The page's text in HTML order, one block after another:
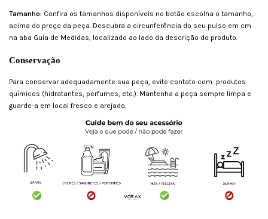
Tamanho: Confira os tamanhos disponíveis no botão escolha o tamanho,
acima do preço da peça. Descubra a circunferência do seu pulso em cm
na aba Guia de Medidas, localizado ao lado da descrição do produto.
Conservação
Para conservar adequadamente sua peça, evite contato com produtos
químicos (hidratantes, perfumes, etc.). Mantenha a peça sempre limpa e
guarde-a em local fresco e arejado.